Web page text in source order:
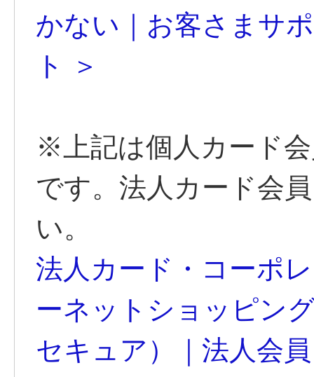
かない｜お客さまサ
ト ＞
※上記は個人カード
です。法人カード会
い。
法人カード・コーポ
ーネットショッピン
セキュア）｜法人会